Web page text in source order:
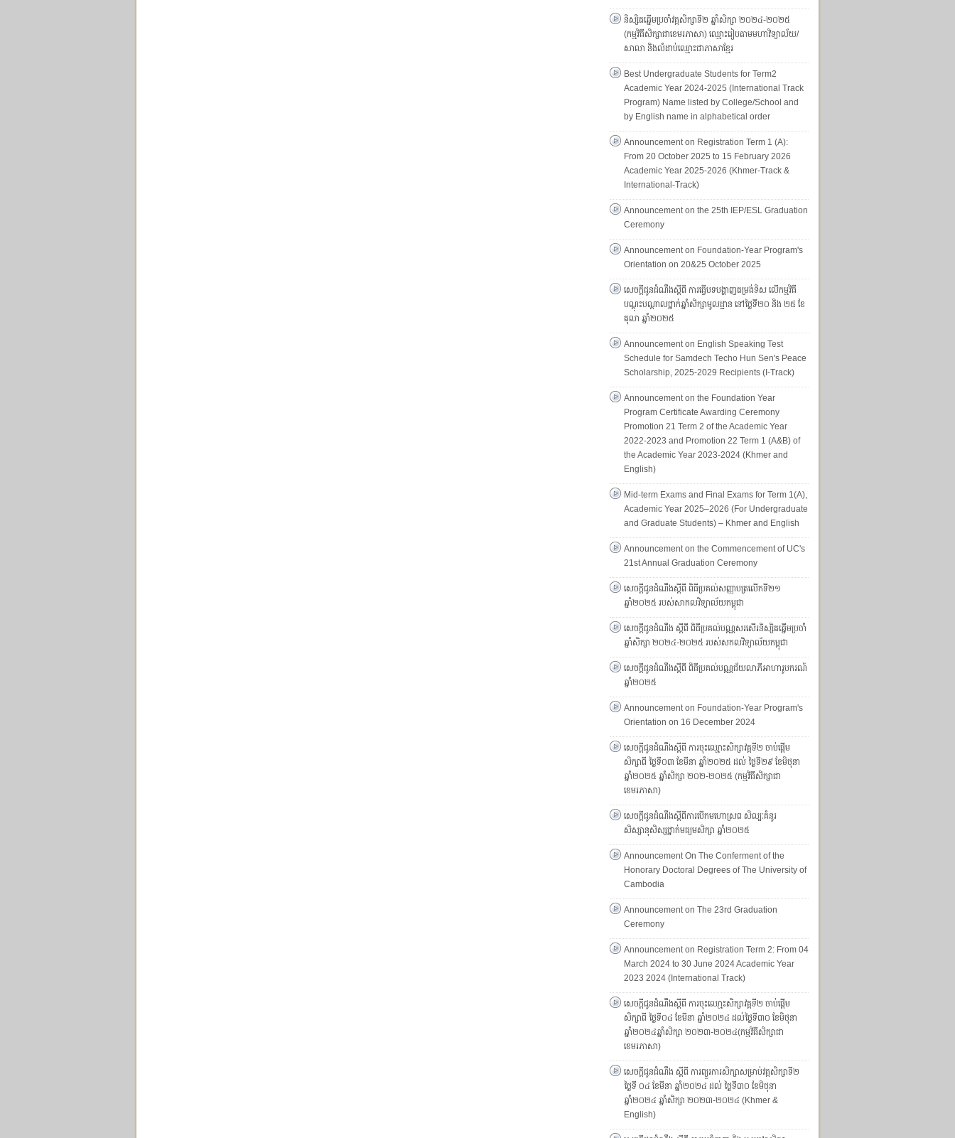
និស្សិតឆ្នើមប្រចាំវគ្គសិក្សាទី២ ឆ្នាំសិក្សា ២០២៤-២០២៥
(កម្មវិធីសិក្សាជាខេមរភាសា) ឈ្មោះរៀបតាមមហាវិទ្យាល័យ/
សាលា និងលំដាប់ឈ្មោះជាភាសាខ្មែរ
Best Undergraduate Students for Term2
Academic Year 2024-2025 (International Track
Program) Name listed by College/School and
by English name in alphabetical order
Announcement on Registration Term 1 (A):
From 20 October 2025 to 15 February 2026
Academic Year 2025-2026 (Khmer-Track &
International-Track)
Announcement on the 25th IEP/ESL Graduation
Ceremony
Announcement on Foundation-Year Program's
Orientation on 20&25 October 2025
សេចក្ដីជូនដំណឹងស្ដីពី ការធ្វើបទបង្ហាញតម្រង់ទិស លើកម្មវិធី
បណ្ដុះបណ្ដាលថ្នាក់ឆ្នាំសិក្សាមូលដ្ឋាន នៅថ្ងៃទី២០ និង ២៥ ខែ
តុលា ឆ្នាំ២០២៥
Announcement on English Speaking Test
Schedule for Samdech Techo Hun Sen's Peace
Scholarship, 2025-2029 Recipients (I-Track)
Announcement on the Foundation Year
Program Certificate Awarding Ceremony
Promotion 21 Term 2 of the Academic Year
2022-2023 and Promotion 22 Term 1 (A&B) of
the Academic Year 2023-2024 (Khmer and
English)
Mid-term Exams and Final Exams for Term 1(A),
Academic Year 2025–2026 (For Undergraduate
and Graduate Students) – Khmer and English
Announcement on the Commencement of UC's
21st Annual Graduation Ceremony
សេចក្តីជូនដំណឹងស្តីពី ពិធីប្រគល់សញ្ញាបត្រលើកទី២១
ឆ្នាំ២០២៥ របស់សាកលវិទ្យាល័យកម្ពុជា
សេចក្តីជូនដំណឹង ស្តីពី ពិធីប្រគល់បណ្ណសរសើរនិស្សិតឆ្នើមប្រចាំ
ឆ្នាំសិក្សា ២០២៤-២០២៥ របស់សកលវិទ្យាល័យកម្ពុជា
សេចក្ដីជូនដំណឹងស្ដីពី ពិធីប្រគល់បណ្ណជ័យលាភីអាហារូបករណ៍​​​​​​
ឆ្នាំ២០២៥
Announcement on Foundation-Year Program's
Orientation on 16 December 2024
សេចក្តីជូនដំណឹងស្តីពី ការចុះឈ្មោះសិក្សាវគ្គទី២ ចាប់ផ្តើម
សិក្សាពី ថ្ងៃទី០៣ ខែមីនា ឆ្នាំ២០២៥ ដល់ ថ្ងៃទី២៩ ខែមិថុនា
ឆ្នាំ២០២៥ ឆ្នាំសិក្សា ២០២-២០២៥ (កម្មវិធីសិក្សាជា
ខេមរភាសា)
សេចក្តីជូនដំណឹងស្តីពីការបើកមហោស្រព សិល្បៈគំនូរ
សិស្សានុសិស្សថ្នាក់មធ្យមសិក្សា ឆ្នាំ២០២៥
Announcement On The Conferment of the
Honorary Doctoral Degrees of The University of
Cambodia
Announcement on The 23rd Graduation
Ceremony
Announcement on Registration Term 2: From 04
March 2024 to 30 June 2024 Academic Year
2023 2024 (International Track)
សេចក្តីជូនដំណឹងស្តីពី ការចុះឈោ្មះសិក្សាវគ្គទី២ ចាប់ផ្តើម
សិក្សាពី ថ្ងៃទី០៤ ខែមីនា ឆ្នាំ២០២៤ ដល់ថ្ងៃទី៣០ ខែមិថុនា
ឆ្នាំ២០២៤ឆ្នាំសិក្សា ២០២៣-២០២៤(កម្មវិធីសិក្សាជា
ខេមរភាសា)
សេចក្ដីជូនដំណឹង ស្ដីពី ការព្យួរការសិក្សាសម្រាប់វគ្គសិក្សាទី២
ថ្ងៃទី ០៤ ខែមីនា ឆ្នាំ២០២៤ ដល់ ថ្ងៃទី៣០ ខែមិថុនា
ឆ្នាំ២០២៤ ឆ្នាំសិក្សា ២០២៣-២០២៤ (Khmer &
English)